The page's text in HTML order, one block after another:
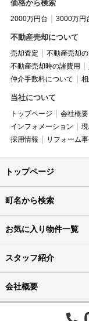
価格から検索
2000万円台 3000万円
不動産売却について
売却査定 不動産売却
不動産売却時の諸費用
仲介手数料について
当社について
トップページ 会社概要
インフォメーション
採用情報
リフォーム
トップページ
町名から検索
お気に入り物件一覧
スタッフ紹介
会社概要